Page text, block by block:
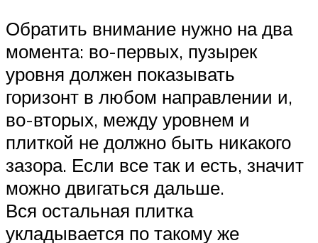
Обратить внимание нужно на два
момента: во-первых, пузырек
уровня должен показывать
горизонт в любом направлении и,
во-вторых, между уровнем и
плиткой не должно быть никакого
зазора. Если все так и есть, значит
можно двигаться дальше.
Вся остальная плитка
укладывается по такому же